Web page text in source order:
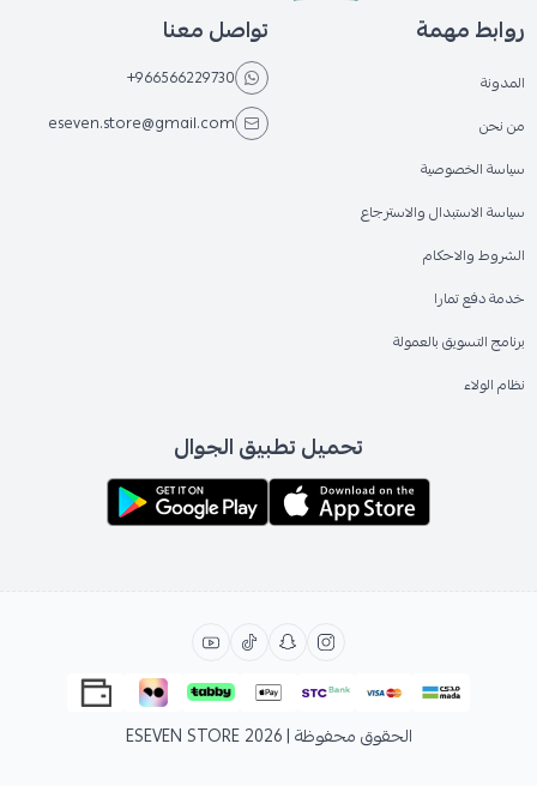
روابط مهمة
المدونة
من نحن
سياسة الخصوصية
سياسة الاستبدال والاسترجاع
الشروط والاحكام
خدمة دفع تمارا
برنامج التسويق بالعمولة
نظام الولاء
تواصل معنا
+966566229730
eseven.store@gmail.com
تحميل تطبيق الجوال
الحقوق محفوظة | 2026 ESEVEN STORE